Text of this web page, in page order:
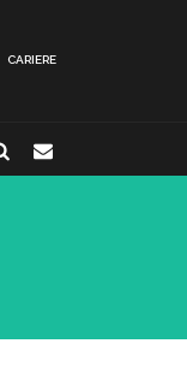
CARIERE